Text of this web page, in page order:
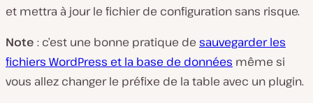
et mettra à jour le fichier de configuration sans risque.
Note : c’est une bonne pratique de sauvegarder les
fichiers WordPress et la base de données même si
vous allez changer le préfixe de la table avec un plugin.